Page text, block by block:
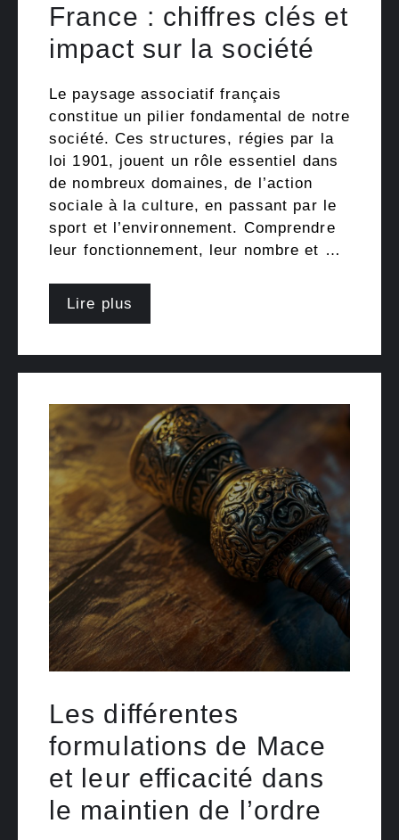
France : chiffres clés et
impact sur la société
Le paysage associatif français
constitue un pilier fondamental de notre
société. Ces structures, régies par la
loi 1901, jouent un rôle essentiel dans
de nombreux domaines, de l’action
sociale à la culture, en passant par le
sport et l’environnement. Comprendre
leur fonctionnement, leur nombre et …
Lire plus
Les différentes
formulations de Mace
et leur efficacité dans
le maintien de l’ordre